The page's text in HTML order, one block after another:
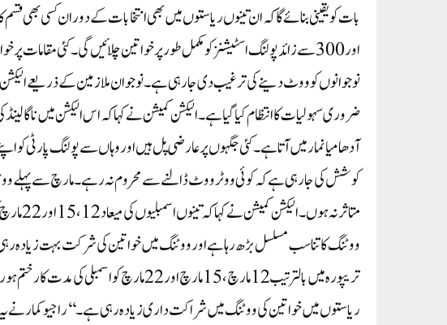
بات کو یقینی بنائے گا کہ ان تینوں ریاستوں میں بھی انتخابات کے دوران کسی بھی قسم
اور 300سے زائد پولنگ اسٹیشنز کو مکمل طور پر خواتین چلائیں گی۔ کئی
نوجوانوں کو ووٹ دینے کی ترغیب دی جا رہی ہے ۔ نوجوان ملازمین کے ذریعے الیکشن
ضروری سہولیات کا انتظام کیا گیا ہے ۔الیکشن کمیشن نے کہا کہ اس الیکشن میں
آدھا میانمار میں آتا ہے ۔ کئی جگہوں پر عارضی پل ہیں اور وہاں سے پولنگ پارٹی کو
کوشش کی جارہی ہے کہ کوئی ووٹر ووٹ ڈالنے سے محروم نہ رہے ۔ مارچ سے پہلے
متاثر
ووٹنگ کا تناسب مسلسل بڑھ رہا ہے اور ووٹنگ میں خواتین کی شرکت بہت زیادہ